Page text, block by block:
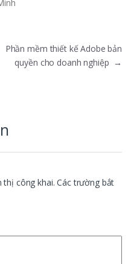
Phần mềm thiết kế Adobe bản
quyền cho doanh nghiệp →
thị công khai. Các trường bắt